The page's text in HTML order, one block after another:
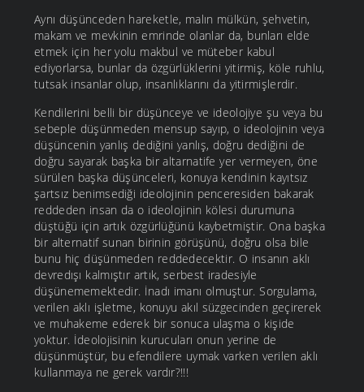
Aynı düşünceden hareketle, malın mülkün, şehvetin,
makam ve mevkinin emrinde olanlar da, bunları elde
etmek için her yolu makbul ve müteber kabul
ediyorlarsa, bunlar da özgürlüklerini yitirmiş, köle ruhlu,
tutsak insanlar olup, insanlıklarını da yitirmişlerdir.
Kendilerini belli bir düşünceye ve ideolojiye şu veya bu
sebeple düşünmeden mensup sayıp, o ideolojinin veya
düşüncenin yanlış dediğini yanlış, doğru dediğini de
doğru sayarak başka bir altarnatife yer vermeyen, öne
sürülen başka düşünceleri, konuya kendinin kayıtsız
şartsız benimsediği ideolojinin penceresiden bakarak
reddeden insan da o ideolojinin kölesi durumuna
düştüğü için artık özgürlüğünü kaybetmiştir. Ona başka
bir alternatif sunan birinin görüşünü, doğru olsa bile
bunu hiç düşünmeden reddedecektir. O insanın aklı
devredışı kalmıştır artık, serbest iradesiyle
düşünememektedir. İnadı imanı olmuştur. Sorgulama,
verilen aklı işletme, konuyu akıl süzgecinden geçirerek
ve muhakeme ederek bir sonuca ulaşma o kişide
yoktur. İdeolojisinin kurucuları onun yerine de
düşünmüştür, bu efendilere uymak varken verilen aklı
kullanmaya ne gerek vardır?!!!